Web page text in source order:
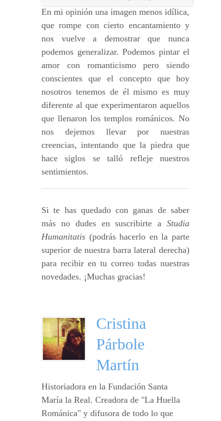
En mi opinión una imagen menos idílica,
que rompe con cierto encantamiento y
nos vuelve a demostrar que nunca
podemos generalizar. Podemos pintar el
amor con romanticismo pero siendo
conscientes que el concepto que hoy
nosotros tenemos de él mismo es muy
diferente al que experimentaron aquellos
que llenaron los templos románicos. No
nos dejemos llevar por nuestras
creencias, intentando que la piedra que
hace siglos se talló refleje nuestros
sentimientos.
Si te has quedado con ganas de saber
más no dudes en suscribirte a Studia
Humanitatis (podrás hacerlo en la parte
superior de nuestra barra lateral derecha)
para recibir en tu correo todas nuestras
novedades. ¡Muchas gracias!
Cristina
Párbole
Martín
Historiadora en la Fundación Santa
María la Real. Creadora de "La Huella
Románica" y difusora de todo lo que